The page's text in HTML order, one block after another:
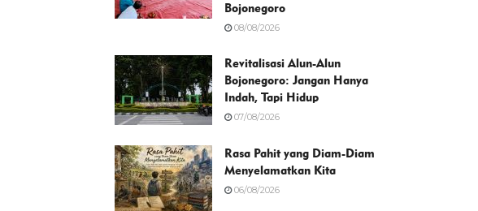
Bojonegoro
08/08/2026
Revitalisasi Alun-Alun
Bojonegoro: Jangan Hanya
Indah, Tapi Hidup
07/08/2026
Rasa Pahit yang Diam-Diam
Menyelamatkan Kita
06/08/2026